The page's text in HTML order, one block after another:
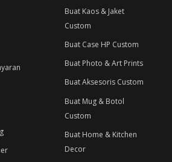
Buat Kaos & Jaket
Custom
Buat Case HP Custom
Buat Photo & Art Prints
Buat Aksesoris Custom
Buat Mug & Botol
Custom
Buat Home & Kitchen
Decor